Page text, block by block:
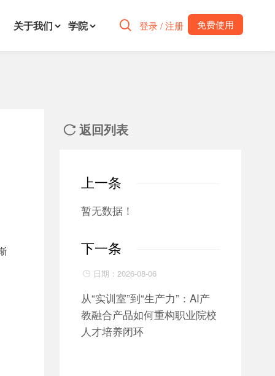
关于我们 学院  登录 / 注册 免费使用
 返回列表
上一条
暂无数据！
下一条
 日期：2026-08-06
从“实训室”到“生产力”：AI产
教融合产品如何重构职业院校
人才培养闭环